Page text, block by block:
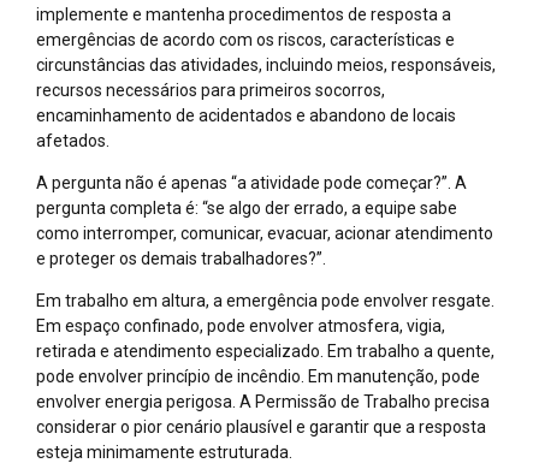
implemente e mantenha procedimentos de resposta a
emergências de acordo com os riscos, características e
circunstâncias das atividades, incluindo meios, responsáveis,
recursos necessários para primeiros socorros,
encaminhamento de acidentados e abandono de locais
afetados.
A pergunta não é apenas “a atividade pode começar?”. A
pergunta completa é: “se algo der errado, a equipe sabe
como interromper, comunicar, evacuar, acionar atendimento
e proteger os demais trabalhadores?”.
Em trabalho em altura, a emergência pode envolver resgate.
Em espaço confinado, pode envolver atmosfera, vigia,
retirada e atendimento especializado. Em trabalho a quente,
pode envolver princípio de incêndio. Em manutenção, pode
envolver energia perigosa. A Permissão de Trabalho precisa
considerar o pior cenário plausível e garantir que a resposta
esteja minimamente estruturada.